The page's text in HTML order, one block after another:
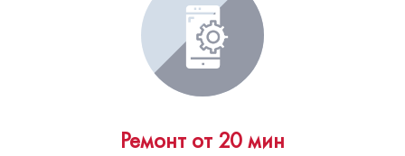
Ремонт от 20 мин